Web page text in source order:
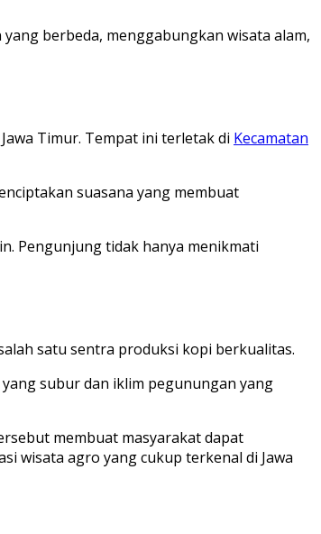
berbeda, menggabungkan wisata alam,
Timur. Tempat ini terletak di Kecamatan
suasana yang membuat
Pengunjung tidak hanya menikmati
satu sentra produksi kopi berkualitas.
subur dan iklim pegunungan yang
membuat masyarakat dapat
wisata agro yang cukup terkenal di Jawa